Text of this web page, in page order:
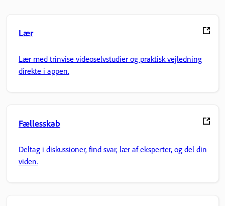
Lær
Lær med trinvise videoselvstudier og praktisk vejledning
direkte i appen.
Fællesskab
Deltag i diskussioner, find svar, lær af eksperter, og del din
viden.